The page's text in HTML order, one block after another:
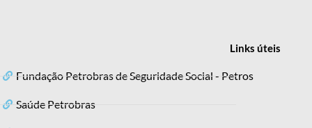
Linksúteis
Fundação Petrobras de Seguridade Social - Petros
Saúde Petrobras